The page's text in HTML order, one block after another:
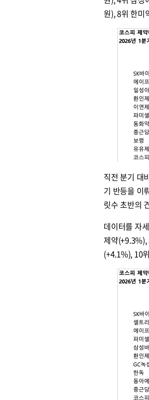
원), 8위 한미
직전 분기 대
기 반등을 이
릿수 초반의
데이터를 자
제약
(+4.1%), 10